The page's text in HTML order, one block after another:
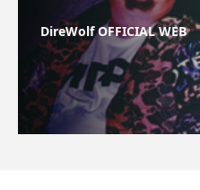
DireWolf OFFICIAL WEB